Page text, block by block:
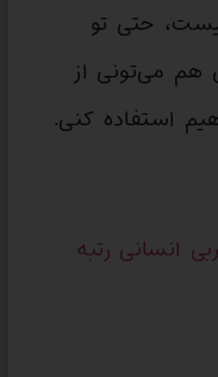
حتی تو
هم می‌تونی از
استفاده کنی.
انسانی رتبه